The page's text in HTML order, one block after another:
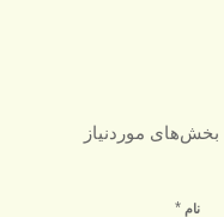
بخش‌های موردنیاز
نام *